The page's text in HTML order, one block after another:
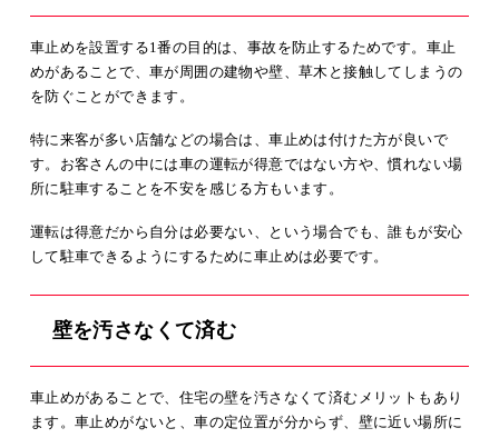
車止めを設置する1番の目的は、事故を防止するためです。車止
めがあることで、車が周囲の建物や壁、草木と接触してしまうの
を防ぐことができます。
特に来客が多い店舗などの場合は、車止めは付けた方が良いで
す。お客さんの中には車の運転が得意ではない方や、慣れない場
所に駐車することを不安を感じる方もいます。
運転は得意だから自分は必要ない、という場合でも、誰もが安心
して駐車できるようにするために車止めは必要です。
壁を汚さなくて済む
車止めがあることで、住宅の壁を汚さなくて済むメリットもあり
ます。車止めがないと、車の定位置が分からず、壁に近い場所に